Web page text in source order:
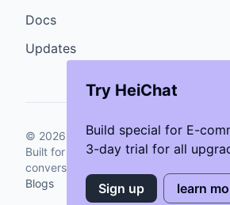
Try HeiChat
Build special for E-
3-day trial for all
Sign up learn
Docs
Updates
© 2026 GenCybers Inc. All rights
Built for storefronts that want faster
conversions.
Blogs